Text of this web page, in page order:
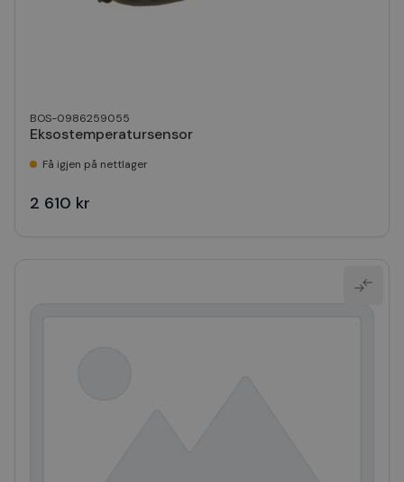
BOS-0986259055
Eksostemperatursensor
Få igjen på nettlager
2 610 kr